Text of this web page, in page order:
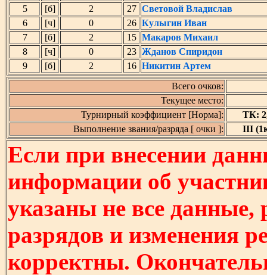
5
[б] 2 27 Световой Владислав
6
[ч] 0 26 Кулыгин Иван
7
[б] 2 15 Макаров Михаил
8
[ч] 0 23 Жданов Спиридон
9
[б] 2 16 Никитин Артем
Всего очков:
Текущее место:
Турнирный коэффициент [Норма]:
ТК:
Выполнение звания/разряда [ очки ]:
III
Если при внесении
информации об
указаны не все
разрядов и изменения
корректны.